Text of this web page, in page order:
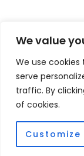
We value
We use
serve
traffic. By
of cookies.
Customize
Copyright